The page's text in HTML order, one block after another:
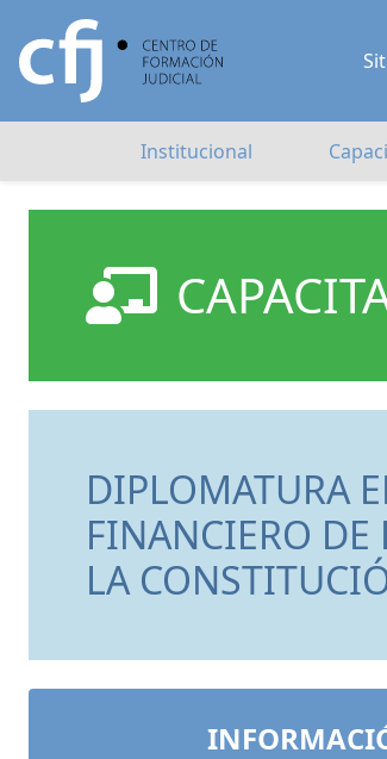
Institucional
DIPLOMATURA
FINANCIERO
LA